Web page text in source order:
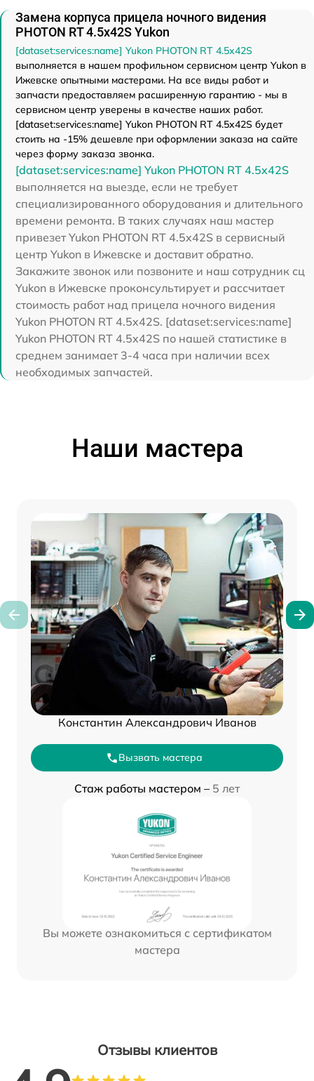
Замена корпуса прицела ночного видения
PHOTON RT 4.5x42S Yukon
[dataset:services:name] Yukon PHOTON RT 4.5x42S
выполняется в нашем профильном сервисном центр Yukon в
Ижевске опытными мастерами. На все виды работ и
запчасти предоставляем расширенную гарантию - мы в
сервисном центр уверены в качестве наших работ.
[dataset:services:name] Yukon PHOTON RT 4.5x42S будет
стоить на -15% дешевле при оформлении заказа на сайте
через форму заказа звонка.
[dataset:services:name] Yukon PHOTON RT 4.5x42S
выполняется на выезде, если не требует
специализированного оборудования и длительного
времени ремонта. В таких случаях наш мастер
привезет Yukon PHOTON RT 4.5x42S в сервисный
центр Yukon в Ижевске и доставит обратно.
Закажите звонок или позвоните и наш сотрудник сц
Yukon в Ижевске проконсультирует и рассчитает
стоимость работ над прицела ночного видения
Yukon PHOTON RT 4.5x42S. [dataset:services:name]
Yukon PHOTON RT 4.5x42S по нашей статистике в
среднем занимает 3-4 часа при наличии всех
необходимых запчастей.
Наши мастера
Константин Александрович Иванов
Вызвать мастера
Стаж работы мастером – 5 лет
Вы можете ознакомиться с сертификатом
мастера
Отзывы клиентов